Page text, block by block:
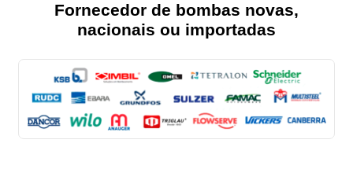
Fornecedor de bombas novas,
nacionais ou importadas